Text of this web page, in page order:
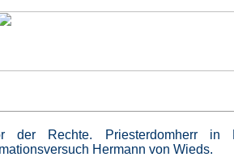
der Rechte. Priesterdomherr
Hermann von Wieds.